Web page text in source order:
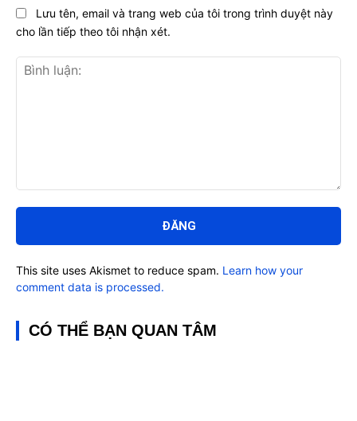
luận:
Lưu tên, email và trang web của tôi trong trình duyệt này
cho lần tiếp theo tôi nhận xét.
This site uses Akismet to reduce spam. Learn how your
comment data is processed.
CÓ THỂ BẠN QUAN TÂM